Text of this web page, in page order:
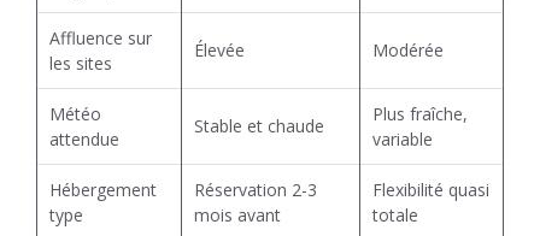
Affluence sur
les sites
Élevée Modérée
Météo
attendue
Stable et chaude
Plus fraîche,
variable
Hébergement
type
Réservation 2-3
mois avant
Flexibilité quasi
totale